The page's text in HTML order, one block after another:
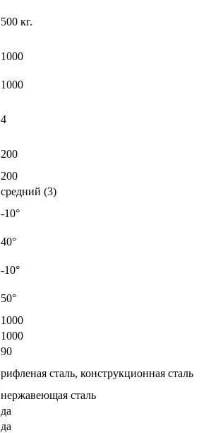
500 кг.
1000
1000
4
200
200
средний (3)
-10°
40°
-10°
50°
1000
1000
90
рифленая сталь, конструкционная сталь
нержавеющая сталь
да
да